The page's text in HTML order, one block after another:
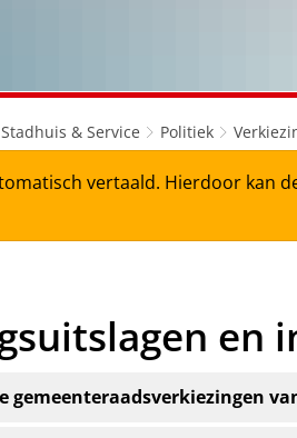
Stadhuis & Service Politiek
vertaald. Hierdoor kan
en
gemeenteraadsverkiezingen